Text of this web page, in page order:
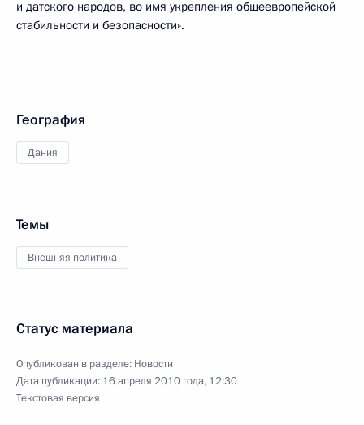
и датского народов, во имя укрепления общеевропейской
стабильности и безопасности».
География
Дания
Темы
Внешняя политика
Статус материала
Опубликован в разделе: Новости
Дата публикации: 16 апреля 2010 года, 12:30
Текстовая версия